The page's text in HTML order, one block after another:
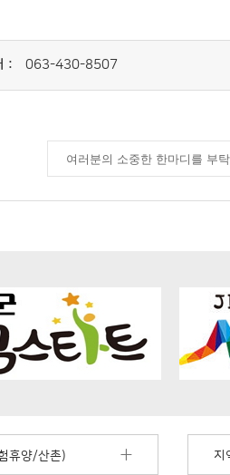
: 063-430-8507
휴양/산촌) 지